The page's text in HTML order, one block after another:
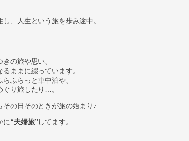
し、人生という旅を歩み途中。
の旅や思い、
るままに綴っています。
ふらっと車中泊や、
ぐり旅したり…。
その日そのときが旅の始まり♪
に“夫婦旅” してます。